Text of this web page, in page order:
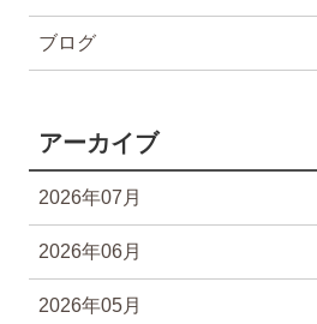
ブログ
アーカイブ
2026年07月
2026年06月
2026年05月